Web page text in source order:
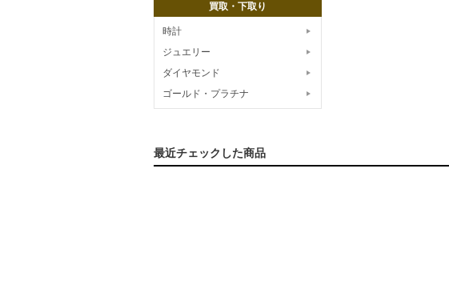
買取・下取り
時計
ジュエリー
ダイヤモンド
ゴールド・プラチナ
最近チェックした商品